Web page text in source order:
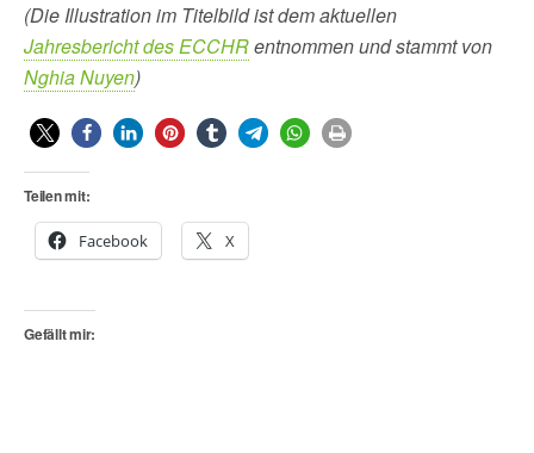
(Die Illustration im Titelbild ist dem aktuellen
Jahresbericht des ECCHRentnommen und stammt von
Nghia Nuyen)
Teilen mit:
Facebook X
Gefällt mir: